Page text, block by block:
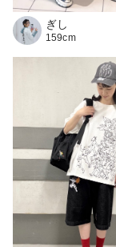
ぎし
159cm